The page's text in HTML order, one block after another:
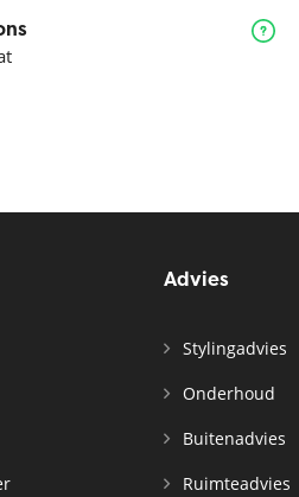
Advies
Stylingadvies
Onderhoud
Buitenadvies
Ruimteadvies